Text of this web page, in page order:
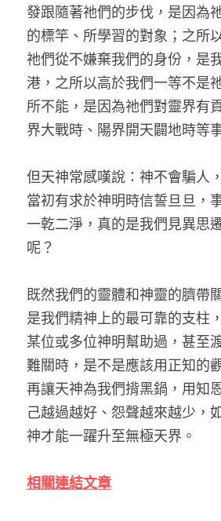
發跟隨著祂們的步伐，是因為
的標竿、所學習的對象；之所
祂們從不嫌棄我們的身份，是
港，之所以高於我們一等不是
所不能，是因為祂們對靈界有
界大戰時、陽界開天闢地時等
但天神常感嘆說：神不會騙人
當初有求於神明時信誓旦旦，
一乾二淨，真的是我們見異思
呢？
既然我們的靈體和神靈的臍帶
是我們精神上的最可靠的支柱
某位或多位神明幫助過，甚至
難關時，是不是應該用正知的
再讓天神為我們揹黑鍋，用知
己越過越好、怨聲越來越少，
神才能一躍升至無極天界。
相關連結文章